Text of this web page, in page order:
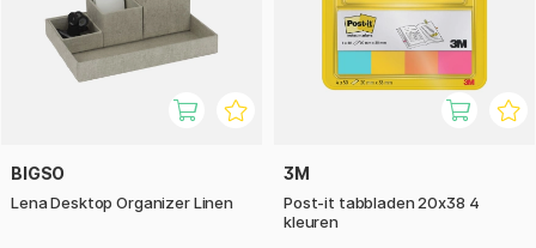
BIGSO
Lena Desktop Organizer Linen
3M
Post-it tabbladen 20x38 4
kleuren